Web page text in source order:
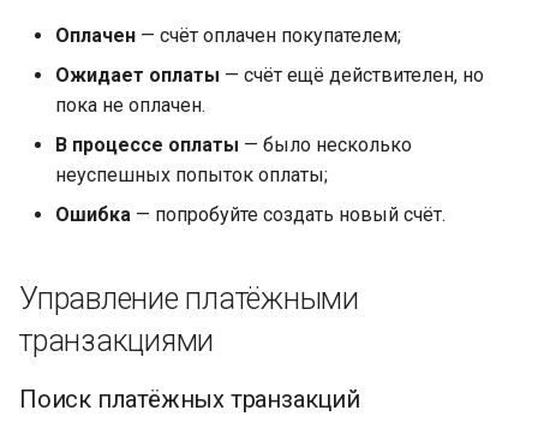
Оплачен — счёт оплачен покупателем;
Ожидает оплаты — счёт ещё действителен, но
пока не оплачен.
В процессе оплаты — было несколько
неуспешных попыток оплаты;
Ошибка — попробуйте создать новый счёт.
Управление платёжными
транзакциями
Поиск платёжных транзакций